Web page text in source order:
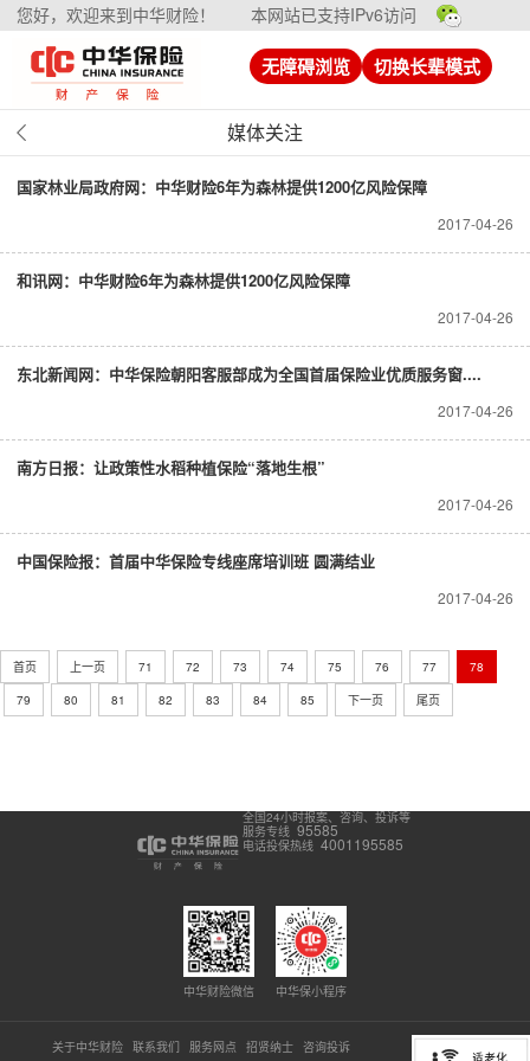
您好，欢迎来到中华财险！ 本网站已支持IPv6访问
无障碍浏览 切换长辈模式
媒体关注
国家林业局政府网：中华财险6年为森林提供1200亿风险保障
2017-04-26
和讯网：中华财险6年为森林提供1200亿风险保障
2017-04-26
东北新闻网：中华保险朝阳客服部成为全国首届保险业优质服务窗....
2017-04-26
南方日报：让政策性水稻种植保险“落地生根”
2017-04-26
中国保险报：首届中华保险专线座席培训班 圆满结业
2017-04-26
首页 上一页 71 72 73 74 75 76 77
78
79
80 81 82 83 84 85 下一页 尾页
全国24小时报案、咨询、投诉等
服务专线 95585
电话投保热线 4001195585
中华财险微信 中华保小程序
关于中华财险 联系我们 服务网点 招贤纳士 咨询投诉